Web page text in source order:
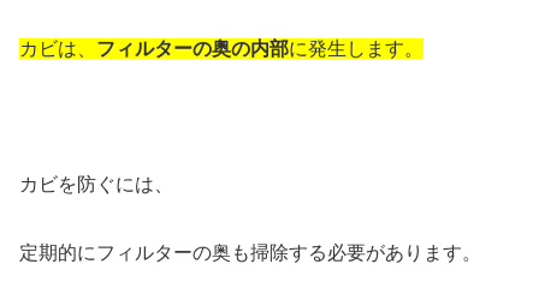
カビは、 フィルターの奥の内部に発生します。
カビを防ぐには、
定期的にフィルターの奥も掃除する必要があります。